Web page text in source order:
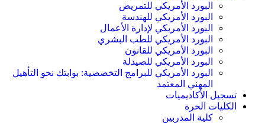
البورد الأمريكي للتمريض
البورد الأمريكي للهندسة
البورد الأمريكي لإدارة الأعمال
البورد الأمريكي للطب البشري
البورد الأمريكي للقانون
البورد الأمريكي للصيدلة
البورد الأمريكي للبرامج التخصصية: بوابتك نحو التأهيل
المهني المعتمد
تسجيل الأكاديميات
الكليات الحرة
كلية المدربين